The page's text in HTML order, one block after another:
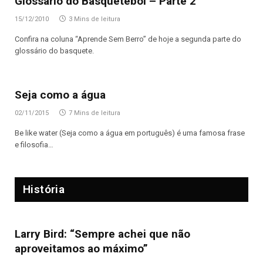
15/12/2010 3 Mins de leitura
Confira na coluna “Aprende Sem Berro” de hoje a segunda parte do
glossário do basquete.
Seja como a água
02/11/2015 7 Mins de leitura
Be like water (Seja como a água em português) é uma famosa frase
e filosofia…
História
Larry Bird: “Sempre achei que não
aproveitamos ao máximo”